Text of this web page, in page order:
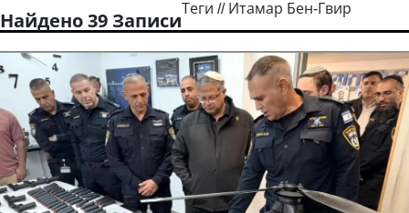
Теги // Итамар Бен-Гвир
Найдено 39 Записи